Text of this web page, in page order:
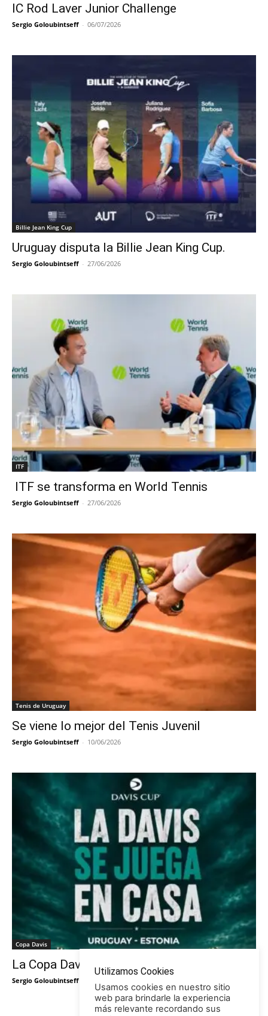
IC Rod Laver Junior Challenge
Sergio Goloubintseff - 06/07/2026
Billie Jean King Cup
Uruguay disputa la Billie Jean King Cup.
Sergio Goloubintseff - 27/06/2026
ITF
ITF se transforma en World Tennis
Sergio Goloubintseff - 27/06/2026
Tenis de Uruguay
Se viene lo mejor del Tenis Juvenil
Sergio Goloubintseff - 10/06/2026
Copa Davis
La Copa Davis vuelve al Círculo
Sergio Goloubintseff
Utilizamos Cookies
Usamos cookies en nuestro sitio
web para brindarle la experiencia
más relevante recordando sus